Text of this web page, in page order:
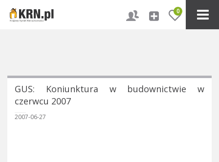
0
GUS: Koniunktura w budownictwie w
czerwcu 2007
2007-06-27